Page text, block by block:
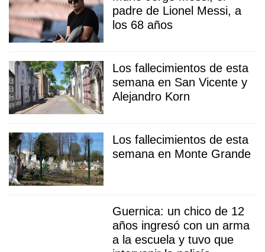
padre de Lionel Messi, a
los 68 años
Los fallecimientos de esta
semana en San Vicente y
Alejandro Korn
Los fallecimientos de esta
semana en Monte Grande
Guernica: un chico de 12
años ingresó con un arma
a la escuela y tuvo que